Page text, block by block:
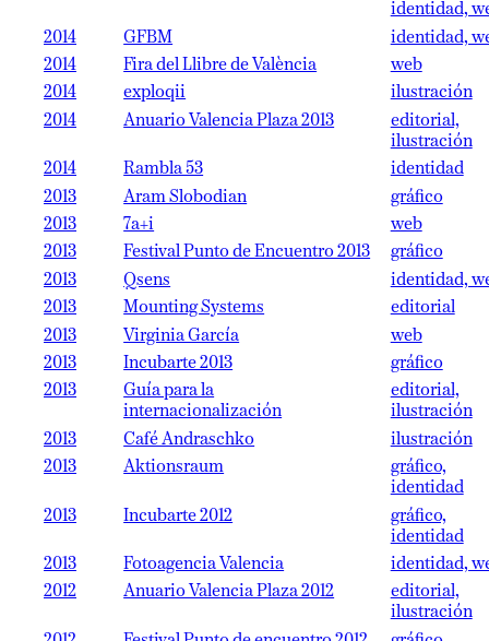
identidad,
2014
GFBM
identidad,
2014
Fira del Llibre de València
web
2014
exploqii
ilustración
2014
Anuario Valencia Plaza 2013
editorial,
ilustración
2014
Rambla 53
identidad
2013
Aram Slobodian
gráfico
2013
7a+i
web
2013
Festival Punto de Encuentro 2013
gráfico
2013
Qsens
identidad,
2013
Mounting Systems
editorial
2013
Virginia García
web
2013
Incubarte 2013
gráfico
2013
Guía para la
internacionalización
editorial,
ilustración
2013
Café Andraschko
ilustración
2013
Aktionsraum
gráfico,
identidad
2013
Incubarte 2012
gráfico,
identidad
2013
Fotoagencia Valencia
identidad,
2012
Anuario Valencia Plaza 2012
editorial,
ilustración